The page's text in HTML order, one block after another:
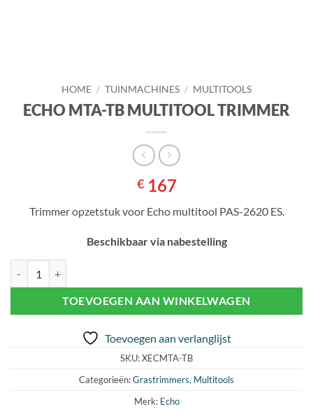
HOME / TUINMACHINES / MULTITOOLS
ECHO MTA-TB MULTITOOL TRIMMER
€167
Trimmer opzetstuk voor Echo multitool PAS-2620 ES.
Beschikbaar via nabestelling
TOEVOEGEN AAN WINKELWAGEN
Toevoegen aan verlanglijst
SKU:XECMTA-TB
Categorieën:Grastrimmers, Multitools
Merk: Echo